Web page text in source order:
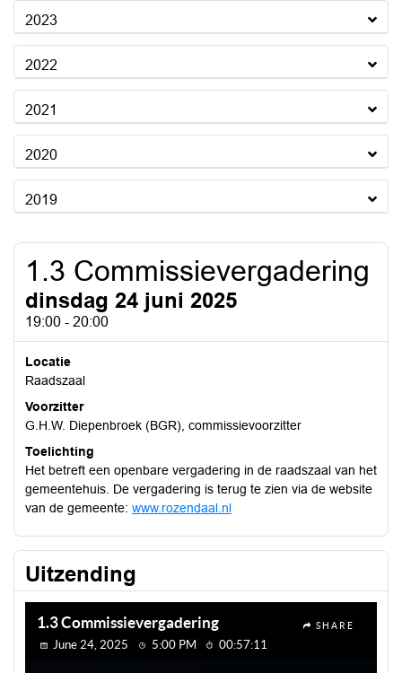
2023
2022
2021
2020
2019
1.3 Commissievergadering
dinsdag 24 juni 2025
19:00 - 20:00
Locatie
Raadszaal
Voorzitter
G.H.W. Diepenbroek (BGR), commissievoorzitter
Toelichting
Het betreft een openbare vergadering in de raadszaal van het
gemeentehuis. De vergadering is terug te zien via de website
van de gemeente: www.rozendaal.nl
Uitzending